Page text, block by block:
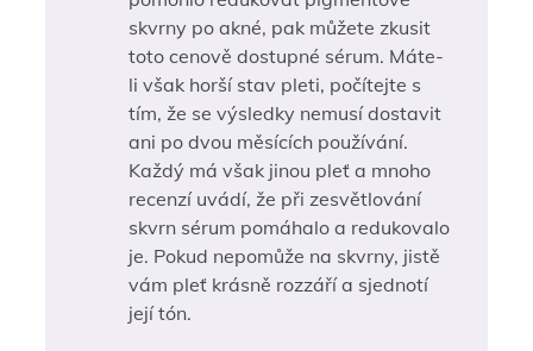
skvrny po akné, pak můžete zkusit
toto cenově dostupné sérum. Máte-
li však horší stav pleti, počítejte s
tím, že se výsledky nemusí dostavit
ani po dvou měsících používání.
Každý má však jinou pleť a mnoho
recenzí uvádí, že při zesvětlování
skvrn sérum pomáhalo a redukovalo
je. Pokud nepomůže na skvrny, jistě
vám pleť krásně rozzáří a sjednotí
její tón.